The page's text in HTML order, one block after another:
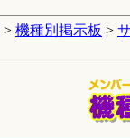
> 機種別掲示板 >